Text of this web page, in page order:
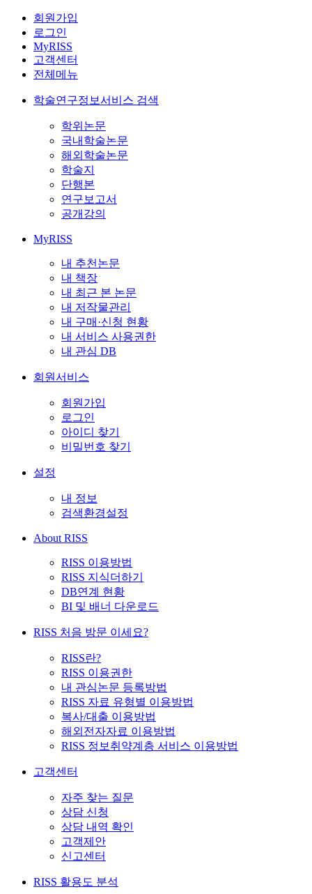
회원가입
로그인
MyRISS
고객센터
전체메뉴
학술연구정보서비스 검색
학위논문
국내학술논문
해외학술논문
학술지
단행본
연구보고서
공개강의
MyRISS
내 추천논문
내 책장
내 최근 본 논문
내 저작물관리
내 구매·신청 현황
내 서비스 사용권한
내 관심 DB
회원서비스
회원가입
로그인
아이디 찾기
비밀번호 찾기
설정
내 정보
검색환경설정
About RISS
RISS 이용방법
RISS 지식더하기
DB연계 현황
BI 및 배너 다운로드
RISS 처음 방문 이세요?
RISS란?
RISS 이용권한
내 관심논문 등록방법
RISS 자료 유형별 이용방법
복사/대출 이용방법
해외전자자료 이용방법
RISS 정보취약계층 서비스 이용방법
고객센터
자주 찾는 질문
상담 신청
상담 내역 확인
고객제안
신고센터
RISS 활용도 분석